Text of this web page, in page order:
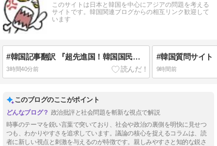
このサイトは日本と韓国を中心にアジアの問題を考える
サイトです。韓国関連ブログからの相互リンク歓迎して
います
#韓国記事翻訳 『超先進国！韓国国民様、真昼のソウルのど真ん中で●●！』、『いくらなんでもあそこで●を擦るのは‥』
3時間40分前 9時間前
このブログのここがポイント
政治批評と社会問題を斬新な視点で解説
時事のテーマを鋭い言葉で突いており、社会や政治の裏側を明快に見せつ
つも、わかりやすさを追求しています。議論の核心を捉えるコラムは、読
者に新しい視点と刺激を与えるのが特徴です。親しみやすさと知的な鋭さ